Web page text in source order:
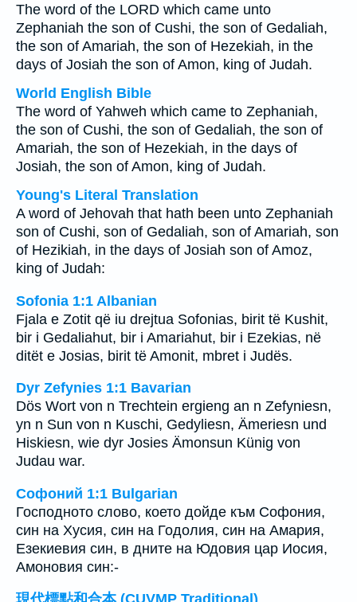
The word of the LORD which came unto
Zephaniah the son of Cushi, the son of Gedaliah,
the son of Amariah, the son of Hezekiah, in the
days of Josiah the son of Amon, king of Judah.
World English Bible
The word of Yahweh which came to Zephaniah,
the son of Cushi, the son of Gedaliah, the son of
Amariah, the son of Hezekiah, in the days of
Josiah, the son of Amon, king of Judah.
Young's Literal Translation
A word of Jehovah that hath been unto Zephaniah
son of Cushi, son of Gedaliah, son of Amariah, son
of Hezikiah, in the days of Josiah son of Amoz,
king of Judah:
Sofonia 1:1 Albanian
Fjala e Zotit që iu drejtua Sofonias, birit të Kushit,
bir i Gedaliahut, bir i Amariahut, bir i Ezekias, në
ditët e Josias, birit të Amonit, mbret i Judës.
Dyr Zefynies 1:1 Bavarian
Dös Wort von n Trechtein ergieng an n Zefyniesn,
yn n Sun von n Kuschi, Gedyliesn, Ämeriesn und
Hiskiesn, wie dyr Josies Ämonsun Künig von
Judau war.
Софоний 1:1 Bulgarian
Господното слово, което дойде към Софония,
син на Хусия, син на Годолия, син на Амария,
Езекиевия син, в дните на Юдовия цар Иосия,
Амоновия син:-